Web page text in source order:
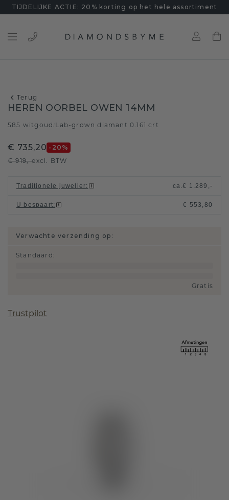
TIJDELIJKE ACTIE: 20% korting op het hele assortiment
Terug
HEREN OORBEL OWEN 14MM
585 witgoud Lab-grown diamant 0.161 crt
€ 735,20 -20 %
€ 919,-excl. BTW
Traditionele juwelier: ca.€ 1.289,-
U bespaart: € 553,80
Verwachte verzending op:
Standaard :
Gratis
Trustpilot